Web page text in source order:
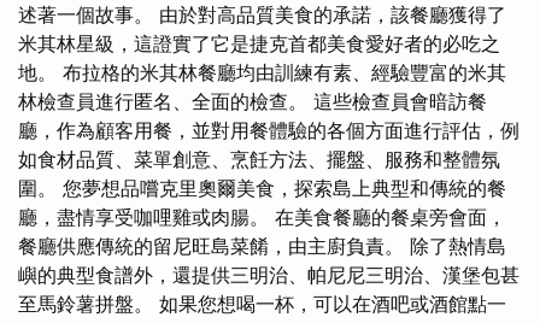
述著一個故事。 由於對高品質美食的承諾，該餐廳獲得了
米其林星級，這證實了它是捷克首都美食愛好者的必吃之
地。 布拉格的米其林餐廳均由訓練有素、經驗豐富的米其
林檢查員進行匿名、全面的檢查。 這些檢查員會暗訪餐
廳，作為顧客用餐，並對用餐體驗的各個方面進行評估，例
如食材品質、菜單創意、烹飪方法、擺盤、服務和整體氛
圍。 您夢想品嚐克里奧爾美食，探索島上典型和傳統的餐
廳，盡情享受咖哩雞或肉腸。 在美食餐廳的餐桌旁會面，
餐廳供應傳統的留尼旺島菜餚，由主廚負責。 除了熱情島
嶼的典型食譜外，還提供三明治、帕尼尼三明治、漢堡包甚
至馬鈴薯拼盤。 如果您想喝一杯，可以在酒吧或酒館點一